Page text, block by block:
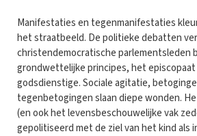
Manifestaties en tegenmanifestaties
het straatbeeld. De politieke debatten
christendemocratische parlementsleden
grondwettelijke principes, het
godsdienstige. Sociale agitatie,
tegenbetogingen slaan diepe wonden.
(en ook het levensbeschouwelijke vak
gepolitiseerd met de ziel van het kind als